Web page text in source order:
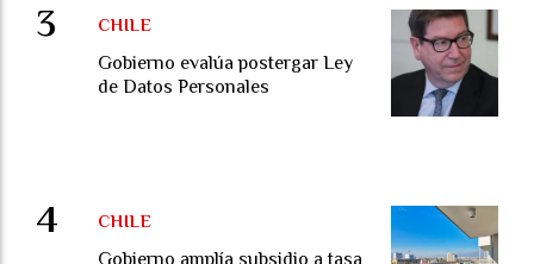
Gobierno evalúa postergar Ley
de Datos Personales
CHILE
Gobierno amplía subsidio a tasa
CHILE